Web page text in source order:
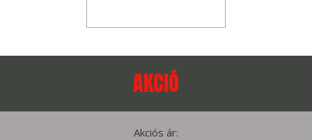
AKCIÓ
Akciós ár: